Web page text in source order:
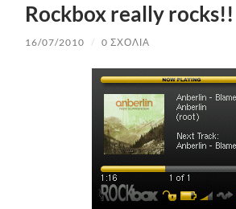
Rockbox really rocks!!
16/07/2010 / 0 ΣΧΌΛΙΑ